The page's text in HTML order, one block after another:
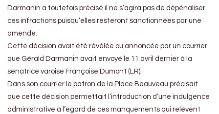
Darmanin a toutefois précisé il ne s’agira pas de dépénaliser
ces infractions puisqu’elles resteront sanctionnées par une
amende.
Cette décision avait été révélée ou annoncée par un courrier
que Gérald Darmanin avait envoyé le 11 avril dernier à la
sénatrice varoise Françoise Dumont (LR).
Dans son courrier le patron de la Place Beauveau précisait
que cette décision permettait l’introduction d’une indulgence
administrative à l’égard de ces manquements qui relèvent